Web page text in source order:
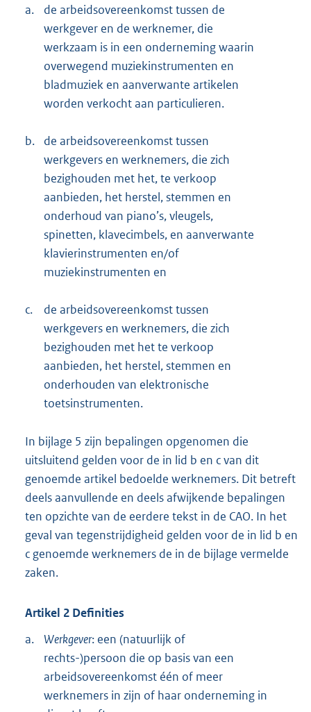
a.
de arbeidsovereenkomst tussen de
werkgever en de werknemer, die
werkzaam is in een onderneming waarin
overwegend muziekinstrumenten en
bladmuziek en aanverwante artikelen
worden verkocht aan particulieren.
b.
de arbeidsovereenkomst tussen
werkgevers en werknemers, die zich
bezighouden met het, te verkoop
aanbieden, het herstel, stemmen en
onderhoud van piano’s, vleugels,
spinetten, klavecimbels, en aanverwante
klavierinstrumenten en/of
muziekinstrumenten en
c.
de arbeidsovereenkomst tussen
werkgevers en werknemers, die zich
bezighouden met het te verkoop
aanbieden, het herstel, stemmen en
onderhouden van elektronische
toetsinstrumenten.
In bijlage 5 zijn bepalingen opgenomen die
uitsluitend gelden voor de in lid b en c van dit
genoemde artikel bedoelde werknemers. Dit betreft
deels aanvullende en deels afwijkende bepalingen
ten opzichte van de eerdere tekst in de CAO. In het
geval van tegenstrijdigheid gelden voor de in lid b en
c genoemde werknemers de in de bijlage vermelde
zaken.
Artikel 2 Definities
a.
Werkgever: een (natuurlijk of
rechts-)persoon die op basis van een
arbeidsovereenkomst één of meer
werknemers in zijn of haar onderneming in